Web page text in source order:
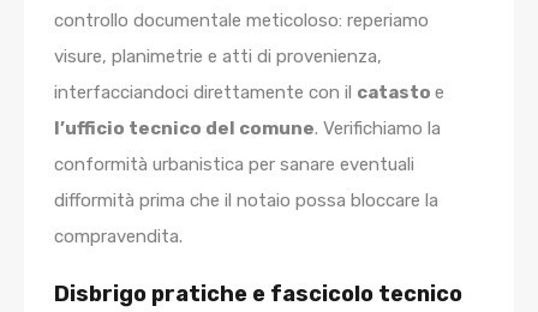
controllo documentale meticoloso: reperiamo
visure, planimetrie e atti di provenienza,
interfacciandoci direttamente con il catasto e
l’ufficio tecnico del comune. Verifichiamo la
conformità urbanistica per sanare eventuali
difformità prima che il notaio possa bloccare la
compravendita.
Disbrigo pratiche e fascicolo tecnico